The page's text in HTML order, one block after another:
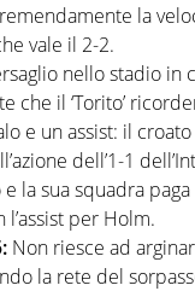
la
vale il 2-2.
nello stadio in
che il ‘Torito’
e un assist: il
dell’1-1
la sua squadra
per Holm.
Non riesce ad
la rete del